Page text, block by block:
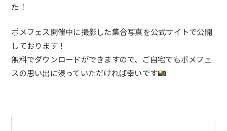
た！
ポメフェス開催中に撮影した集合写真を公式サイトで公開
しております！
無料でダウンロードができますので、ご自宅でもポメフェ
スの思い出に浸っていただければ幸いです